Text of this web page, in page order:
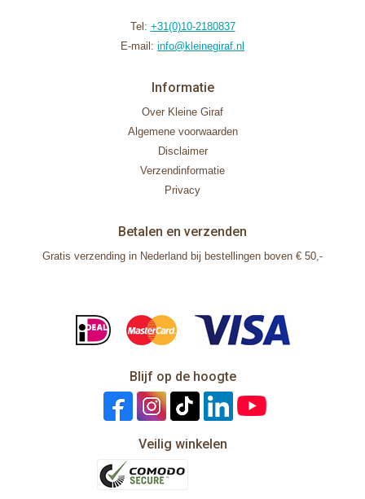
Tel: +31(0)10-2180837
E-mail: info@kleinegiraf.nl
Informatie
Over Kleine Giraf
Algemene voorwaarden
Disclaimer
Verzendinformatie
Privacy
Betalen en verzenden
Gratis verzending in Nederland bij bestellingen boven € 50,-
Blijf op de hoogte
Veilig winkelen